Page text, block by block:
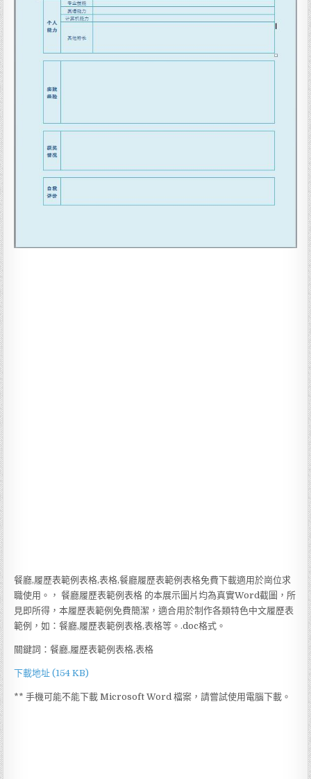
餐廳,履歷表範例表格,表格,餐廳履歷表範例表格免費下載適用於崗位求
職使用。， 餐廳履歷表範例表格 的本展示圖片均為真實Word截圖，所
見即所得，本履歷表範例免費簡潔，適合用於制作各類特色中文履歷表
範例，如：餐廳,履歷表範例表格,表格等。.doc格式。
關鍵詞：餐廳,履歷表範例表格,表格
下載地址 (154 KB)
** 手機可能不能下載 Microsoft Word 檔案，請嘗試使用電腦下載。